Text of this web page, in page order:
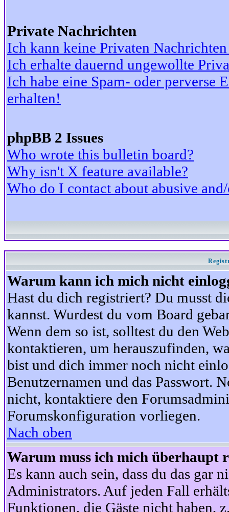
Private Nachrichten
Ich kann keine Privaten
Ich erhalte dauernd ungewollte
Ich habe eine Spam- oder perverse
erhalten!
phpBB 2 Issues
Who wrote this bulletin board?
Why isn't X feature available?
Who do I contact about abusive
Warum kann ich mich nicht
Hast du dich registriert? Du musst
kannst. Wurdest du vom Board
Wenn dem so ist, solltest du den
kontaktieren, um herauszufinden,
bist und dich immer noch nicht
Benutzernamen und das Passwort.
nicht, kontaktiere den
Forumskonfiguration vorliegen.
Nach oben
Warum muss ich mich überhaupt
Es kann auch sein, dass du das gar
Administrators. Auf jeden Fall
Funktionen, die Gäste nicht haben,